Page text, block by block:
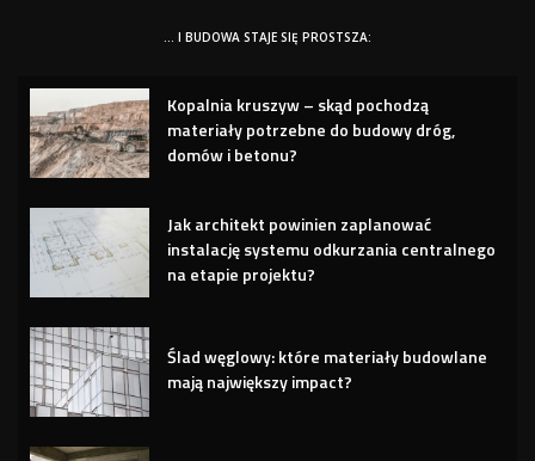
… I BUDOWA STAJE SIĘ PROSTSZA:
Kopalnia kruszyw – skąd pochodzą
materiały potrzebne do budowy dróg,
domów i betonu?
Jak architekt powinien zaplanować
instalację systemu odkurzania centralnego
na etapie projektu?
Ślad węglowy: które materiały budowlane
mają największy impact?